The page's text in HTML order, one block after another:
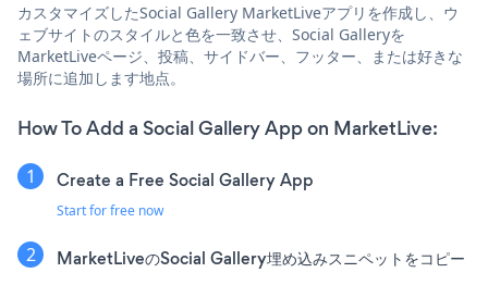
カスタマイズしたSocial Gallery MarketLiveアプリを作成し、ウ
ェブサイトのスタイルと色を一致させ、Social Galleryを
MarketLiveページ、投稿、サイドバー、フッター、または好きな
場所に追加します地点。
How To Add a Social Gallery App on MarketLive:
Create a Free Social Gallery App
Start for free now
MarketLiveのSocial Gallery埋め込みスニペットをコピー